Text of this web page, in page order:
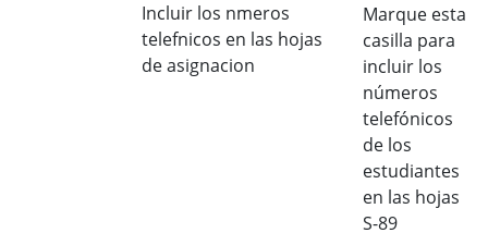
Incluir los nmeros
telefnicos en las hojas
de asignacion
Marque esta
casilla para
incluir los
números
telefónicos
de los
estudiantes
en las hojas
S-89